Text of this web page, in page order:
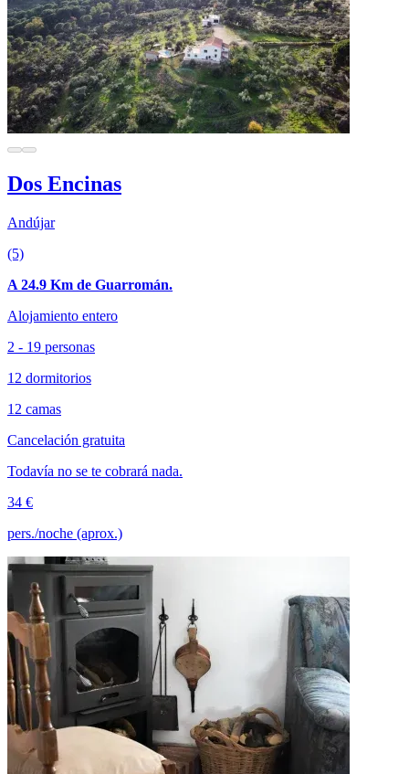
Dos Encinas
Andújar
(5)
A 24.9 Km de Guarromán.
Alojamiento entero
2 - 19 personas
12 dormitorios
12 camas
Cancelación gratuita
Todavía no se te cobrará nada.
34 €
pers./noche (aprox.)